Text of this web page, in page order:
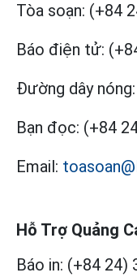
Tòa soạn: (+84
Báo điện tử:
Đường dây nóng:
Bạn đọc: (+84
Email:
Hỗ Trợ Quảng
Báo in: (+84 24)